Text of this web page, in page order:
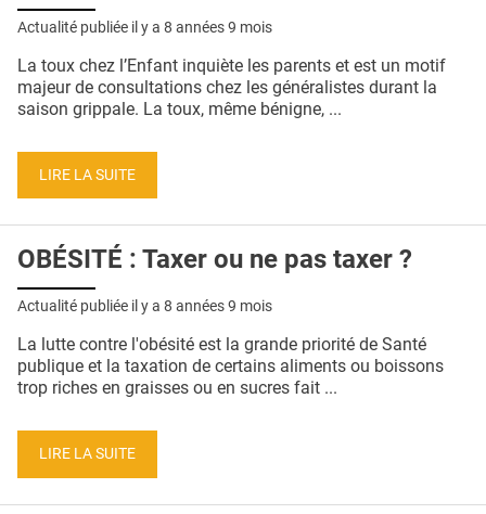
Actualité publiée il y a 8 années 9 mois
La toux chez l’Enfant inquiète les parents et est un motif
majeur de consultations chez les généralistes durant la
saison grippale. La toux, même bénigne, ...
LIRE LA SUITE
OBÉSITÉ : Taxer ou ne pas taxer ?
Actualité publiée il y a 8 années 9 mois
La lutte contre l'obésité est la grande priorité de Santé
publique et la taxation de certains aliments ou boissons
trop riches en graisses ou en sucres fait ...
LIRE LA SUITE